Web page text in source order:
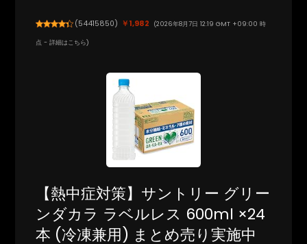
(54415850) ￥1,982 (2026年8月7日 12:19 GMT +09:00 時
点 -詳細はこちら)
【熱中症対策】サントリー グリー
ンダカラ ラベルレス 600ml ×24
本 (冷凍兼用) まとめ売り実施中